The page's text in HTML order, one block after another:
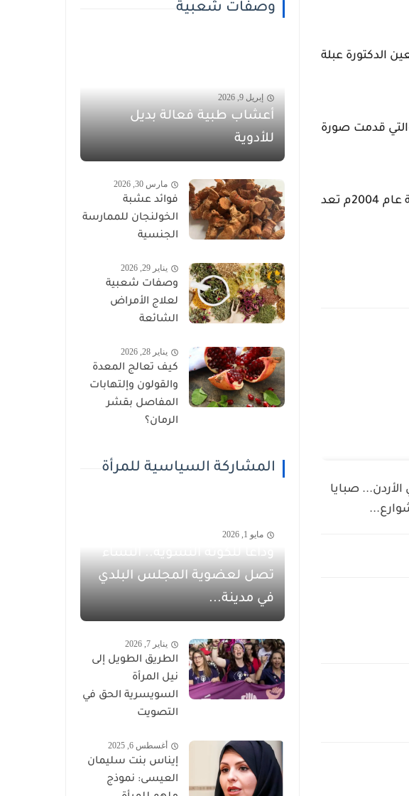
الدكتورة عبلة
قدمت صورة
ومن الجدير بالذكر أن جائزة المرأة العربية المتميزة التي انطلقت من رحاب جامعة الدول العربية عام 2004م تعد
الأردن... صبايا
وصفات شعبية
إبريل 9, 2026
أعشاب طبية فعالة بديل
للأدوية
مارس 30, 2026
فوائد عشبة
الخولنجان للممارسة
الجنسية
يناير 29, 2026
وصفات شعبية
لعلاج الأمراض
الشائعة
يناير 28, 2026
كيف تعالج المعدة
والقولون وإلتهابات
المفاصل بقشر
الرمان؟
المشاركة السياسية للمرأة
مايو 1, 2026
وداعاً للكوتة النسوية.. النساء
تصل لعضوية المجلس البلدي
في مدينة...
يناير 7, 2026
الطريق الطويل إلى
نيل المرأة
السويسرية الحق في
التصويت
أغسطس 6, 2025
إيناس بنت سليمان
العيسى: نموذج